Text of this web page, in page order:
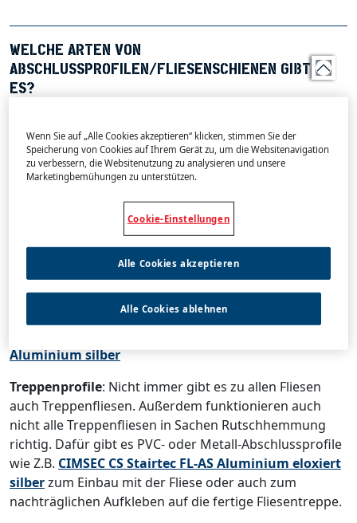
WELCHE ARTEN VON
ABSCHLUSSPROFILEN/FLIESENSCHIENEN GIBT
ES?
Abschlussprofile (auchFliesenschienengenannt) gibt
es in unterschiedlichsten Ausprägungen. Als
Knatenprofile, Treppenprofile, Eckprofile,
Dehunungsprofile und Arbeitsplattenprofile. Alle
CIMSEC Fliesenschienenfindest duhier
: Früher hatten die Fliesen überglasierte
Kanten oder waren auf Gehrung geschnitten. Heute
verwendet man Abschlussschienen oder Eckleisten, die
Schutz sind aber auch immer mehr Schmuckleisten für
Aluminium silber
Treppenprofile: Nicht immer gibt es zu allen Fliesen
auch Treppenfliesen. Außerdem funktionieren auch
nicht alle Treppenfliesen in Sachen Rutschhemmung
richtig. Dafür gibt es PVC- oder Metall-Abschlussprofile
wie Z.B. CIMSEC CS Stairtec FL-AS Aluminium eloxiert
silberzum Einbau mit der Fliese oder auch zum
nachträglichen Aufkleben auf die fertige Fliesentreppe.
Wenn Sie auf „Alle Cookies akzeptieren“ klicken, stimmen Sie der
Speicherung von Cookies auf Ihrem Gerät zu, um die Websitenavigation
zu verbessern, die Websitenutzung zu analysieren und unsere
Marketingbemühungen zu unterstützen.
Cookie-Einstellungen
Alle Cookies ablehnen
Alle Cookies akzeptieren